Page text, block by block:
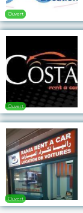
Ouvert
Ouvert